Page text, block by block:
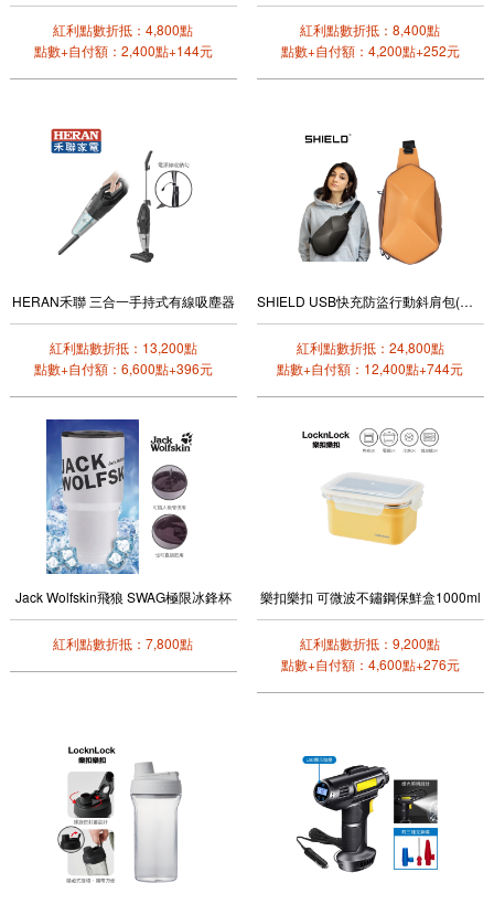
紅利點數折抵：4,800點
點數+自付額：2,400點+144元
紅利點數折抵：8,400點
點數+自付額：4,200點+252元
HERAN禾聯 三合一手持式有線吸塵器
紅利點數折抵：13,200點
點數+自付額：6,600點+396元
SHIELD USB快充防盜行動斜肩包(沙漠黃)
紅利點數折抵：24,800點
點數+自付額：12,400點+744元
Jack Wolfskin飛狼 SWAG極限冰鋒杯
紅利點數折抵：7,800點
樂扣樂扣 可微波不鏽鋼保鮮盒1000ml
紅利點數折抵：9,200點
點數+自付額：4,600點+276元